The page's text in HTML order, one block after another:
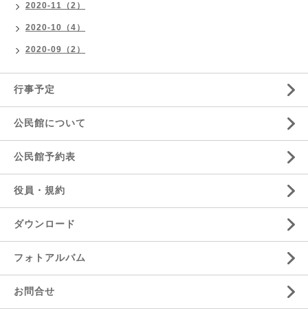
2020-11（2）
2020-10（4）
2020-09（2）
行事予定
公民館について
公民館予約表
役員・規約
ダウンロード
フォトアルバム
お問合せ